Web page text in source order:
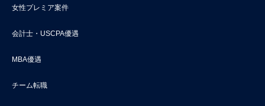
女性プレミア案件
会計士・USCPA優遇
MBA優遇
チーム転職